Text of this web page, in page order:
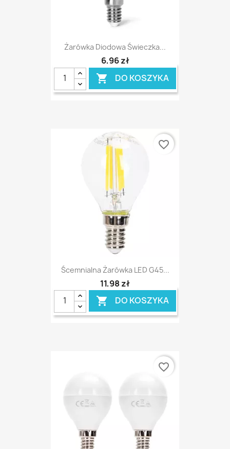
Żarówka Diodowa Świeczka...
6,96 zł
 DO KOSZYKA
Ścemnialna Żarówka LED G45...
11,98 zł
 DO KOSZYKA
favorite_border
favorite_border